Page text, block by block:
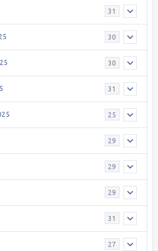
31
30
30
31
25
29
29
29
31
27